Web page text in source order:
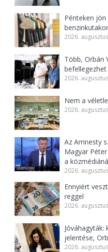
Pénteken jön
2026.
Több, Orbán
2026.
Nem a
2026.
Az Amnesty
Magyar
a
2026.
Ennyiért
reggel
2026.
Jóváhagyták:
jelentése,
2026.